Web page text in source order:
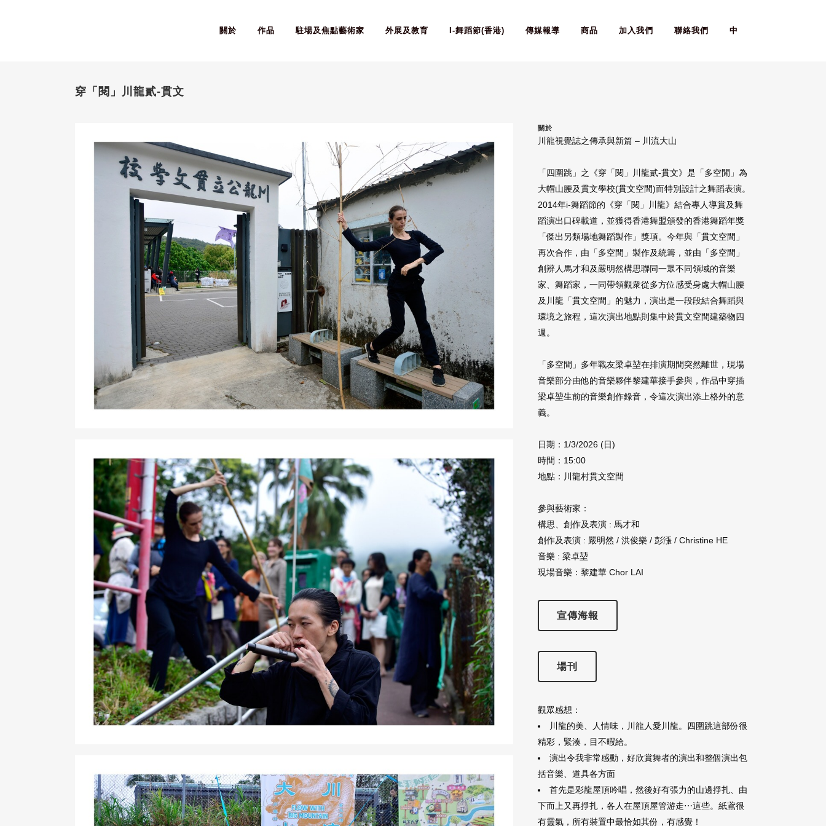
關於 作品 駐場及焦點藝術家 外展及教育 I-舞蹈節(香港) 傳媒報導 商品 加入我們 聯絡我們 中
穿「閱」川龍貳-貫文
關於
川龍視覺誌之傳承與新篇 – 川流大山
「四圍跳」之《穿「閱」川龍貳-貫文》是「多空閒」為
大帽山腰及貫文學校(貫文空間)而特別設計之舞蹈表演。
2014年i-舞蹈節的《穿「閱」川龍》結合專人導賞及舞
蹈演出口碑載道，並獲得香港舞盟頒發的香港舞蹈年獎
「傑出另類場地舞蹈製作」獎項。今年與「貫文空間」
再次合作，由「多空間」製作及統籌，並由「多空間」
創辨人馬才和及嚴明然構思聯同一眾不同領域的音樂
家、舞蹈家，一同帶領觀衆從多方位感受身處大帽山腰
及川龍「貫文空間」的魅力，演出是一段段結合舞蹈與
環境之旅程，這次演出地點則集中於貫文空間建築物四
週。
「多空間」多年戰友梁卓堃在排演期間突然離世，現場
音樂部分由他的音樂夥伴黎建華接手參與，作品中穿插
梁卓堃生前的音樂創作錄音，令這次演出添上格外的意
義。
日期：1/3/2026 (日)
時間：15:00
地點：川龍村貫文空間
參與藝術家：
構思、創作及表演 : 馬才和
創作及表演 : 嚴明然 / 洪俊樂 / 彭漲 / Christine HE
音樂 : 梁卓堃
現場音樂：黎建華 Chor LAI
宣傳海報
場刊
觀眾感想：
川龍的美、人情味，川龍人愛川龍。四圍跳這部份很
精彩，緊湊，目不暇給。
演出令我非常感動，好欣賞舞者的演出和整個演出包
括音樂、道具各方面
首先是彩龍屋頂吟唱，然後好有張力的山邊掙扎、由
下而上又再掙扎，各人在屋頂屋管游走⋯這些。紙鳶很
有靈氣，所有裝置中最恰如其份，有感覺！